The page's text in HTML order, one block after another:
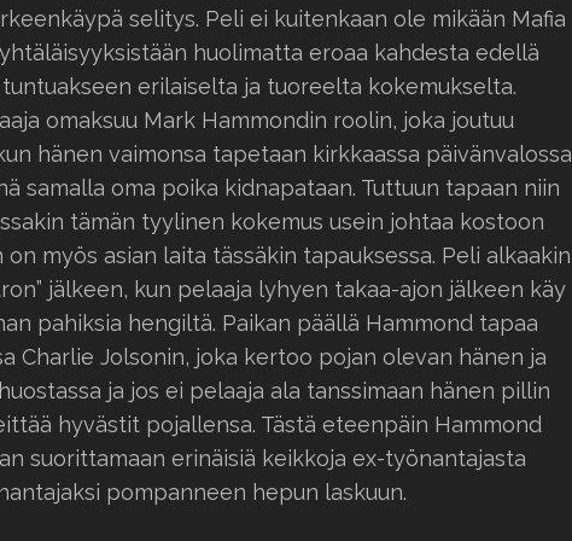
selitys. Peli ei kuitenkaan ole mikään Mafia
huolimatta eroaa kahdesta edellä
erilaiselta ja tuoreelta kokemukselta.
omaksuu Mark Hammondin roolin, joka joutuu
hänen vaimonsa tapetaan kirkkaassa päivänvalossa
samalla oma poika kidnapataan. Tuttuun tapaan niin
tämän tyylinen kokemus usein johtaa kostoon
myös asian laita tässäkin tapauksessa. Peli alkaakin
jälkeen, kun pelaaja lyhyen takaa-ajon jälkeen käy
pahiksia hengiltä. Paikan päällä Hammond tapaa
Charlie Jolsonin, joka kertoo pojan olevan hänen ja
ja jos ei pelaaja ala tanssimaan hänen pillin
hyvästit pojallensa. Tästä eteenpäin Hammond
suorittamaan erinäisiä keikkoja ex-työnantajasta
pompanneen hepun laskuun.